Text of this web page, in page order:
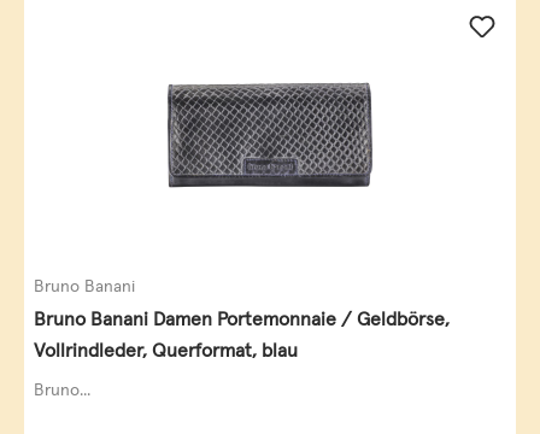
Bruno Banani
Bruno Banani Damen Portemonnaie / Geldbörse,
Vollrindleder, Querformat, blau
Bruno...